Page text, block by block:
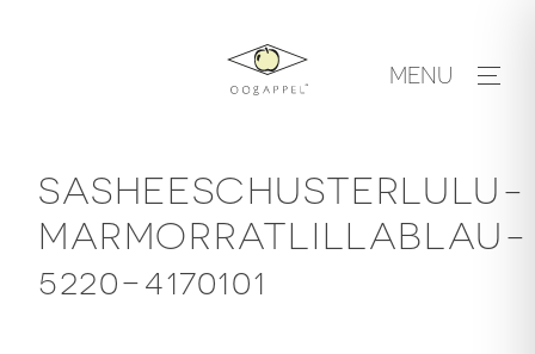
MENU
SASHEESCHUSTERLULU-
MARMORRATLILLABLAU-
5220-4170101